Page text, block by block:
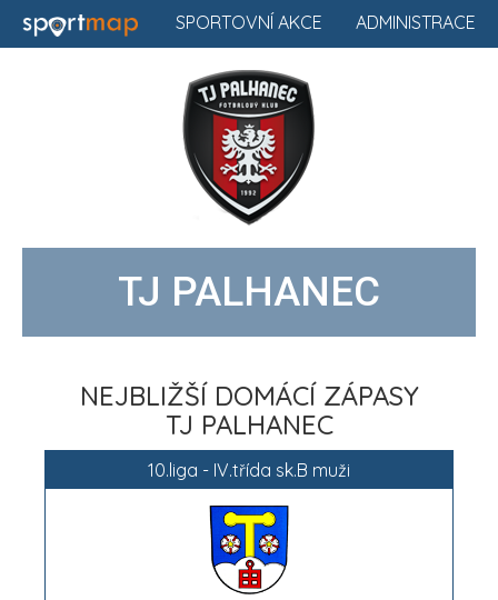
ADMINISTRACE
SPORTOVNÍ AKCE
TJ PALHANEC
NEJBLIŽŠÍ DOMÁCÍ ZÁPASY
TJ PALHANEC
10.liga - IV.třída sk.B muži